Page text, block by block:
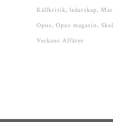
Källkritik ledarskap
Opus Opus magasin
Veckans Affärer